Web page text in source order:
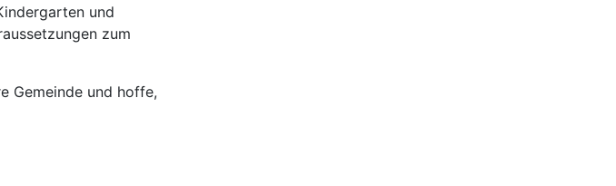
und
zum
Gemeinde und hoffe,